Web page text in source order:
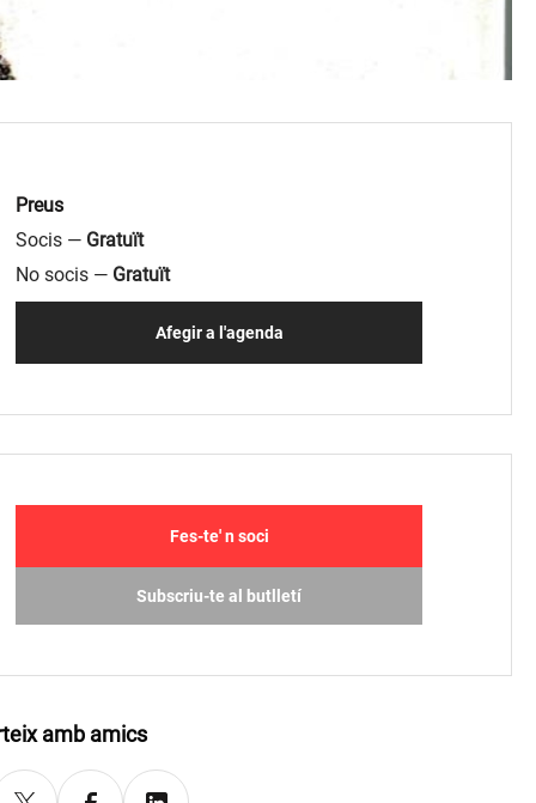
Preus
Socis — Gratuït
No socis — Gratuït
Afegir a l'agenda
Fes-te' n soci
Subscriu-te al butlletí
amb amics